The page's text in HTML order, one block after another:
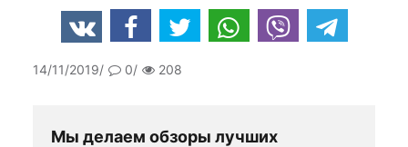
14/11/2019 0 208
Мы делаем обзоры лучших